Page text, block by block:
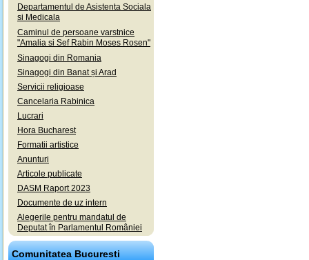
Departamentul de Asistenta Sociala
si Medicala
Caminul de persoane varstnice
"Amalia si Sef Rabin Moses Rosen"
Sinagogi din Romania
Sinagogi din Banat și Arad
Servicii religioase
Cancelaria Rabinica
Lucrari
Hora Bucharest
Formatii artistice
Anunturi
Articole publicate
DASM Raport 2023
Documente de uz intern
Alegerile pentru mandatul de
Deputat în Parlamentul României
Comunitatea Bucuresti